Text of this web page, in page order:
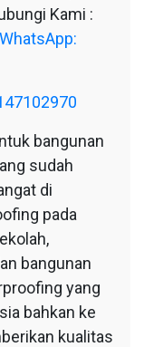
Kami :
bangunan
sudah
di
pada
bangunan
yang
bahkan ke
kualitas